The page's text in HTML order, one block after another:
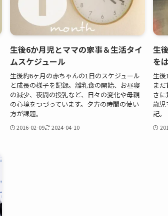
生後6か月児とママの家事＆生活タイ
ムスケジュール
生後約6ヶ月の赤ちゃんの1日のスケジュール
と成長の様子を記録。離乳食の開始、お昼寝
の減少、夜間の授乳など、日々の変化や母親
の心境をつづっています。夕方の時間の使い
方が課題。
2016-02-09 2024-04-10
生
を
生
ま
さ
歳児
記。